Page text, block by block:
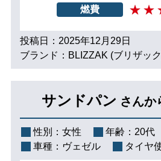
燃費
投稿日：2025年12月29日
ブランド：BLIZZAK (ブリザッ
サンドパン さんか
性別： 女性 年齢： 20代
車種： ヴェゼル タイヤ